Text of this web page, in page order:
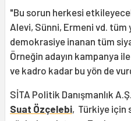
"Bu sorun herkesi
Alevi, Sünni, Ermeni vd. tüm
demokrasiye inanan tüm
Örneğin adayın kampanya
ve kadro kadar bu yön de
SİTA Politik Danışmanlık
Suat Özçelebi, Türkiye için